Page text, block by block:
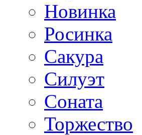
Новинка
Росинка
Сакура
Силуэт
Соната
Торжество